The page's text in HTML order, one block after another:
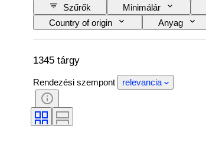
Szűrők Minimálár
Country of origin
Anyag
Vasúti társaság
Korszak
1345 tárgy
Rendezési szempont relevancia